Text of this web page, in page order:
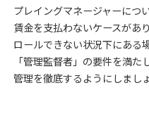
プレイングマネージャーにつ
賃金を支払わないケースがあ
ロールできない状況下にある
「管理監督者」の要件を満
管理を徹底するようにしましょ